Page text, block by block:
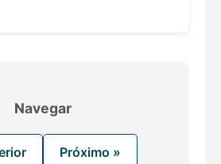
Navegar
Próximo »